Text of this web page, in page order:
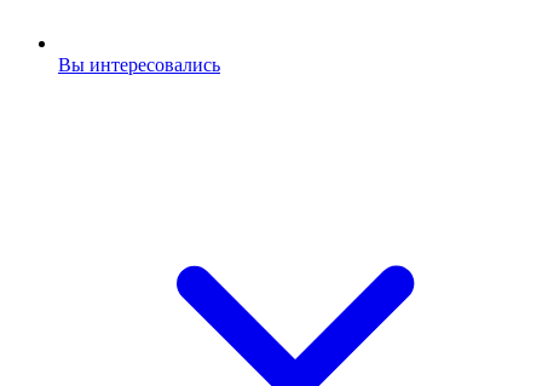
Вы интересовались